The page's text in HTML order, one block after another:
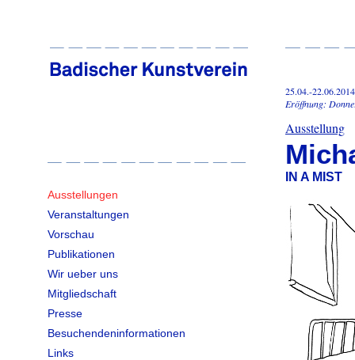
Ausstellungen
Veranstaltungen
Vorschau
Publikationen
Wir ueber uns
Mitgliedschaft
Presse
Besuchendeninformationen
Links
25.04.-22.06.2014
Eröffnung:
Ausstellung
IN A MIST